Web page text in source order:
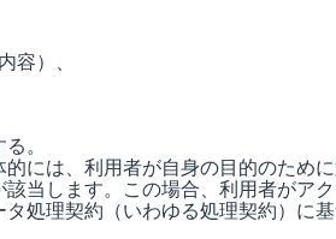
）、
。
的には、利用者が自身の目的のため
当します。この場合、利用者がア
処理契約（いわゆる処理契約）に